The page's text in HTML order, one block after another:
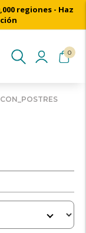
regiones - Haz
0